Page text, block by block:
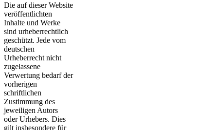
Die auf dieser Website
veröffentlichten
Inhalte und Werke
sind urheberrechtlich
geschützt. Jede vom
deutschen
Urheberrecht nicht
zugelassene
Verwertung bedarf der
vorherigen
schriftlichen
Zustimmung des
jeweiligen Autors
oder Urhebers. Dies
gilt insbesondere für